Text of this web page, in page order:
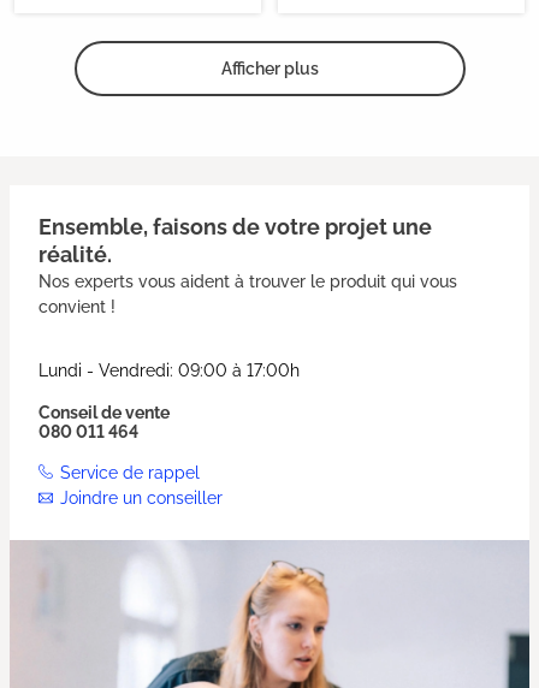
Afficher plus
Ensemble, faisons de votre projet une
réalité.
Nos experts vous aident à trouver le produit qui vous
convient !
Lundi - Vendredi: 09:00 à 17:00h
Conseil de vente
080 011 464
Service de rappel
Joindre un conseiller